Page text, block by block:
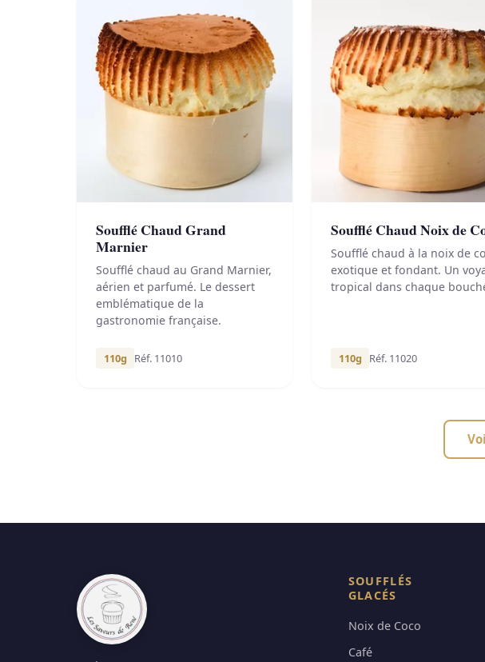
Soufflé Chaud Grand
Marnier
Soufflé chaud au Grand Marnier,
aérien et parfumé. Le dessert
emblématique de la
gastronomie française.
110g Réf. 11010
Soufflé Chaud Noix de
Soufflé chaud à la noix de
exotique et fondant. Un
tropical dans chaque
110g Réf. 11020
SOUFFLÉS
GLACÉS
Noix de Coco
Café